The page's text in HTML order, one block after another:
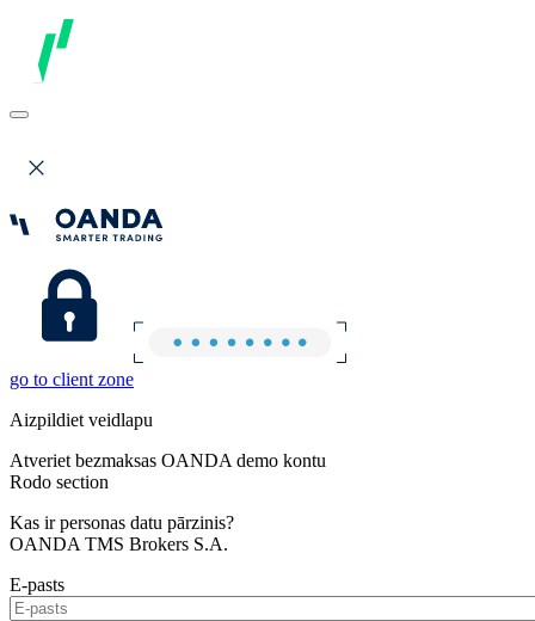
go to client zone
Aizpildiet veidlapu
Atveriet bezmaksas OANDA demo kontu
Rodo section
Kas ir personas datu pārzinis?
OANDA TMS Brokers S.A.
E-pasts